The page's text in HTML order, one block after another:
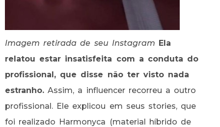
Imagem retirada de seu Instagram Ela
relatou estar insatisfeita com a conduta do
profissional, que disse não ter visto nada
estranho. Assim, a influencer recorreu a outro
profissional. Ele explicou em seus stories, que
foi realizado Harmonyca (material híbrido de